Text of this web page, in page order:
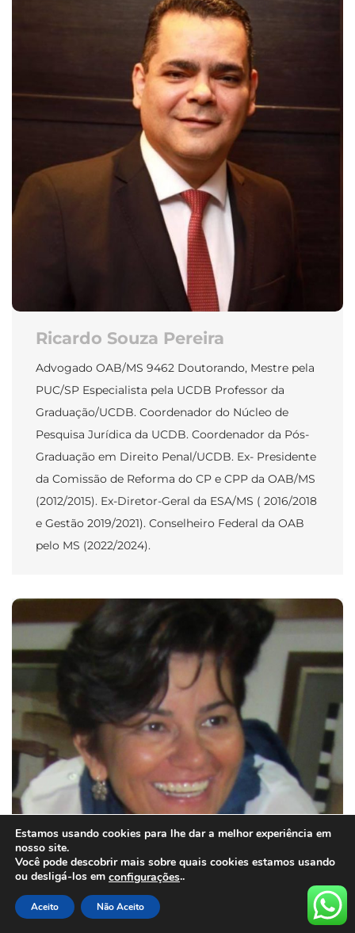
Ricardo Souza Pereira
Advogado OAB/MS 9462 Doutorando, Mestre pela
PUC/SP Especialista pela UCDB Professor da
Graduação/UCDB. Coordenador do Núcleo de
Pesquisa Jurídica da UCDB. Coordenador da Pós-
Graduação em Direito Penal/UCDB. Ex- Presidente
da Comissão de Reforma do CP e CPP da OAB/MS
(2012/2015). Ex-Diretor-Geral da ESA/MS ( 2016/2018
e Gestão 2019/2021). Conselheiro Federal da OAB
pelo MS (2022/2024).
Estamos usando cookies para lhe dar a melhor experiência em
nosso site.
Você pode descobrir mais sobre quais cookies estamos usando
ou desligá-los em configurações..
Aceito Não Aceito